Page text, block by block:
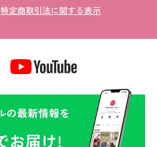
特定商取引法に関する表示